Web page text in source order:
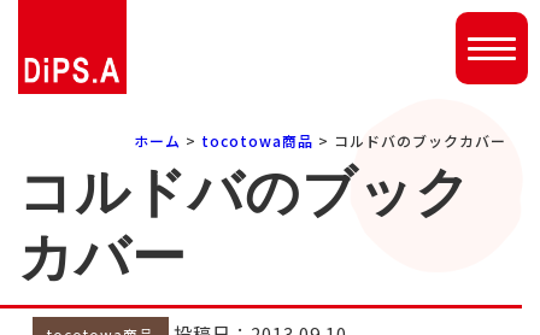
ホーム > tocotowa商品 > コルドバのブックカバー
コルドバのブック
カバー